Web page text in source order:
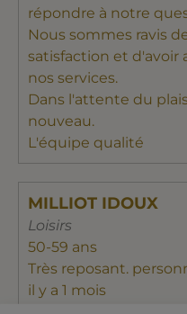
répondre à notre
Nous sommes ravis
satisfaction et d'avoir
nos services.
Dans l'attente du
nouveau.
L'équipe qualité
MILLIOT IDOUX
Loisirs
50-59 ans
Très reposant.
il y a 1 mois